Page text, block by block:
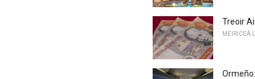
Treoir
MEIRICEÁ